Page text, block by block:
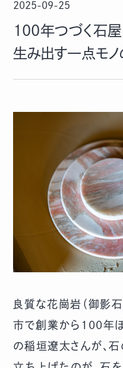
2025-09-25
100年つづく石
生み出す一点モノ
良質な花崗岩（御影
市で創業から100年
の稲垣遼太さんが、